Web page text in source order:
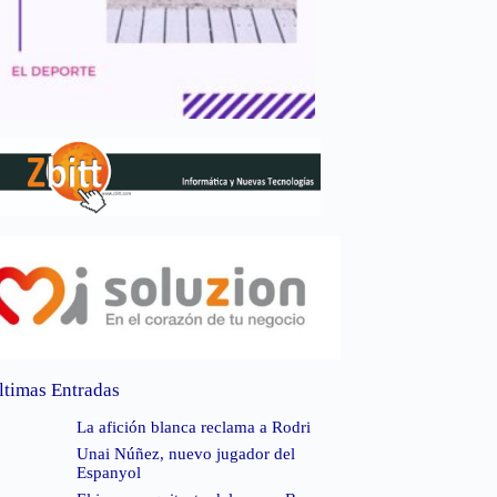
Entradas
La afición blanca reclama a Rodri
Unai Núñez, nuevo jugador del
Espanyol